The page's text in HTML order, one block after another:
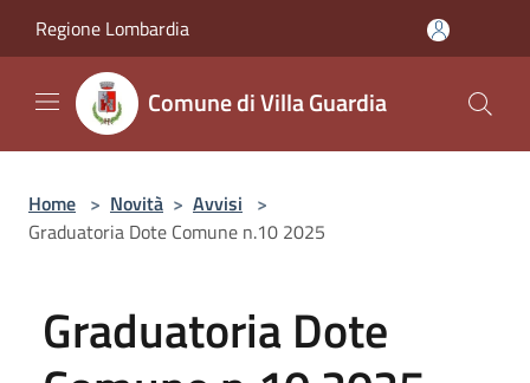
Regione Lombardia
Comune di Villa Guardia
Home > Novità > Avvisi >
Graduatoria Dote Comune n.10 2025
Graduatoria Dote